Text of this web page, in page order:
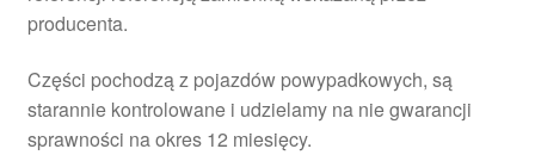
producenta.
Części pochodzą z pojazdów powypadkowych, są
starannie kontrolowane i udzielamy na nie gwarancji
sprawności na okres 12 miesięcy.